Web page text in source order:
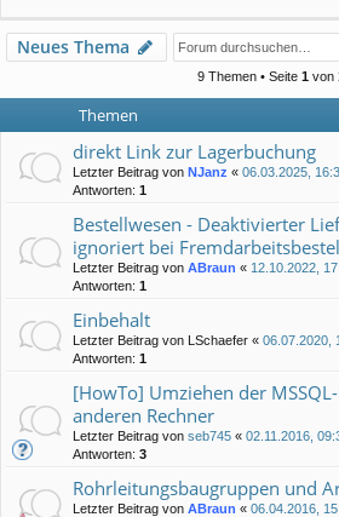
Neues Thema
9 Themen • Seite 1 von
Themen
direkt Link zur Lagerbuchung
Letzter Beitrag von NJanz « 06.03.2025,
Antworten: 1
Bestellwesen - Deaktivierter
ignoriert bei
Letzter Beitrag von ABraun « 12.10.2022,
Antworten: 1
Einbehalt
Letzter Beitrag von LSchaefer « 06.07.2020,
Antworten: 1
[HowTo] Umziehen der
anderen Rechner
Letzter Beitrag von seb745 « 02.11.2016,
Antworten: 3
Rohrleitungsbaugruppen und
Letzter Beitrag von ABraun « 06.04.2016,